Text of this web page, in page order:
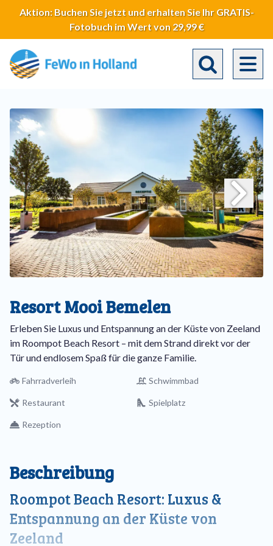
Direkt
Inhalt
Aktion: Buchen Sie jetzt und erhalten Sie Ihr GRATIS-
Fotobuch im Wert von 29,99 €
Toggle search
Resort Mooi Bemelen
Erleben Sie Luxus und Entspannung an der Küste von Zeeland
im Roompot Beach Resort – mit dem Strand direkt vor der
Tür und endlosem Spaß für die ganze Familie.
Fahrradverleih Schwimmbad
Restaurant Spielplatz
Rezeption
Beschreibung
Roompot Beach Resort: Luxus &
Entspannung an der Küste von
Zeeland